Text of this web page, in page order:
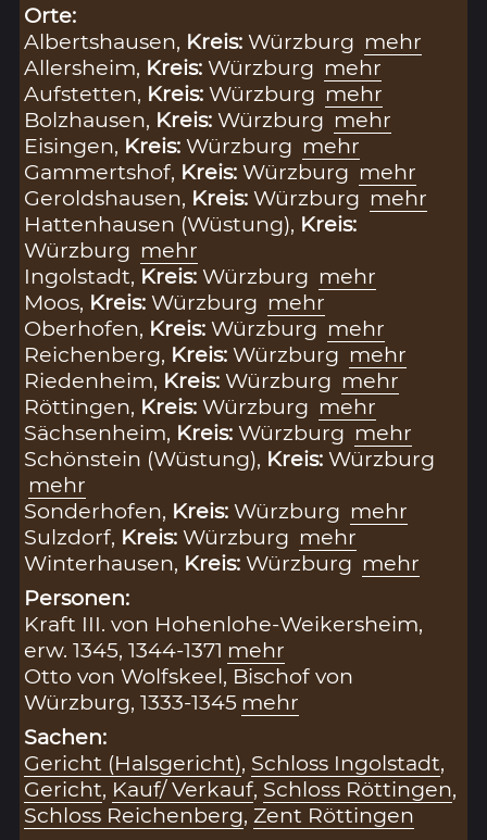
Orte:
Albertshausen, Kreis:Würzburg mehr
Allersheim, Kreis:Würzburg mehr
Aufstetten, Kreis:Würzburg mehr
Bolzhausen, Kreis:Würzburg mehr
Eisingen, Kreis:Würzburg mehr
Gammertshof, Kreis:Würzburg mehr
Geroldshausen, Kreis:Würzburg mehr
Hattenhausen (Wüstung), Kreis:
Würzburg mehr
Ingolstadt, Kreis:Würzburg mehr
Moos, Kreis:Würzburg mehr
Oberhofen, Kreis:Würzburg mehr
Reichenberg, Kreis:Würzburg mehr
Riedenheim, Kreis:Würzburg mehr
Röttingen, Kreis:Würzburg mehr
Sächsenheim, Kreis:Würzburg mehr
Schönstein (Wüstung), Kreis:Würzburg
mehr
Sonderhofen, Kreis:Würzburg mehr
Sulzdorf, Kreis:Würzburg mehr
Winterhausen, Kreis:Würzburg mehr
Personen:
Kraft III. von Hohenlohe-Weikersheim,
erw. 1345, 1344-1371 mehr
Otto von Wolfskeel, Bischof von
Würzburg, 1333-1345 mehr
Sachen:
Gericht (Halsgericht), Schloss Ingolstadt,
Gericht, Kauf/ Verkauf, Schloss Röttingen,
Schloss Reichenberg,Zent Röttingen